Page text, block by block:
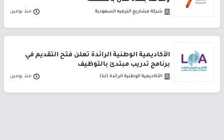
شركة مشاريع الترفيه السعودية منذ يومين
الأكاديمية الوطنية الرائدة تعلن فتح التقديم في
برنامج تدريب مبتدئ بالتوظيف
الأكاديمية الوطنية الرائدة (لنا) منذ يومين